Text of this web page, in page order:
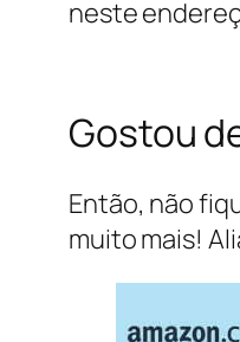
neste
Gostou
Então, não
muito mais!